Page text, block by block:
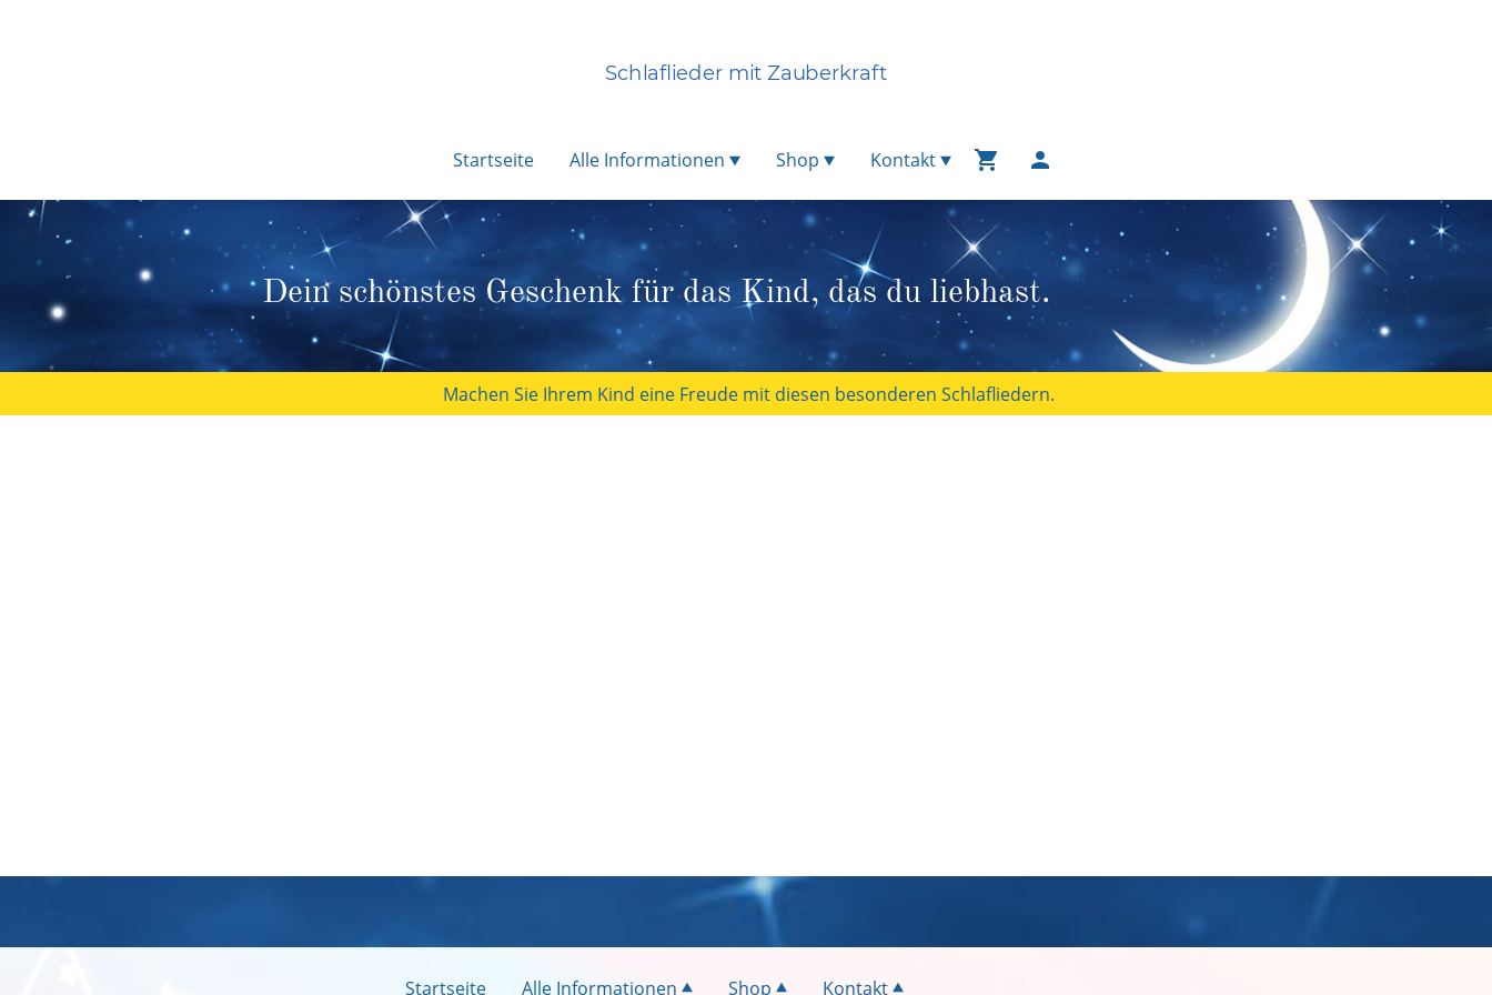
Schlaflieder mit Zauberkraft
Startseite Alle Informationen Shop Kontakt
Dein schönstes Geschenk für das Kind, das du liebhast.
Machen Sie Ihrem Kind eine Freude mit diesen besonderen Schlafliedern.
Startseite Alle Informationen Shop Kontakt